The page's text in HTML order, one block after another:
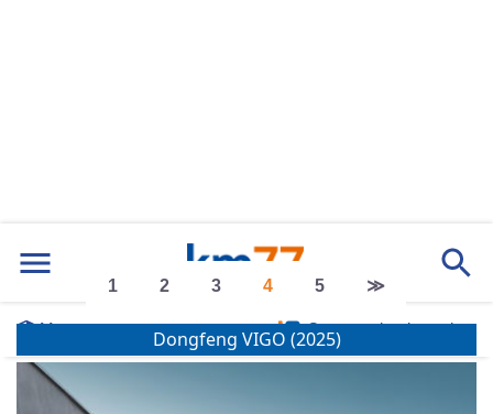
Dongfeng VIGO (2025)